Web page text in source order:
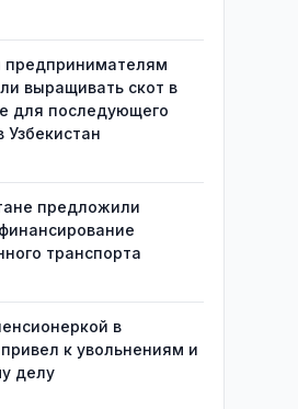
предпринимателям
выращивать скот в
для последующего
Узбекистан
предложили
транспорта
в
к увольнениям и
делу